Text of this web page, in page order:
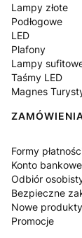
Lampy złote
Podłogowe
LED
Plafony
Lampy
Taśmy LED
Magnes
Formy
Konto bankowe
Odbiór
Bezpieczne
Nowe produkty
Promocje